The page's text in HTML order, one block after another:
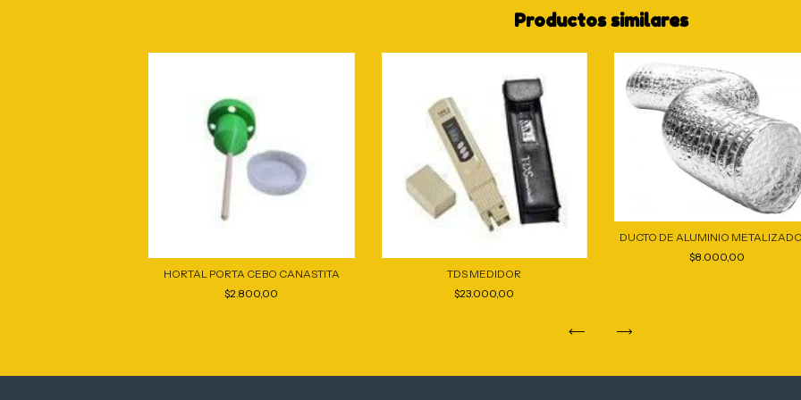
Productos similares
HORTAL PORTA CEBO CANASTITA
$2.800,00
TDS MEDIDOR
$23.000,00
DUCTO DE ALUMINIO
$8.000,00